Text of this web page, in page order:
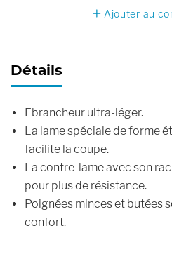
Ajouter au
Détails
Ebrancheur ultra-léger.
La lame spéciale de forme
facilite la coupe.
La contre-lame avec son
pour plus de résistance.
Poignées minces et butées
confort.